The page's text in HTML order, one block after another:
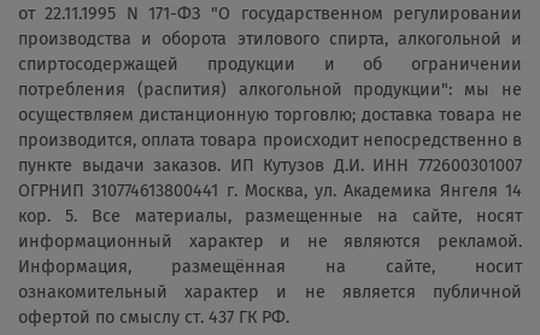
от 22.11.1995 N 171-ФЗ "О государственном регулировании
производства и оборота этилового спирта, алкогольной и
спиртосодержащей продукции и об ограничении
потребления (распития) алкогольной продукции": мы не
осуществляем дистанционную торговлю; доставка товара не
производится, оплата товара происходит непосредственно в
пункте выдачи заказов. ИП Кутузов Д.И. ИНН 772600301007
ОГРНИП 310774613800441 г. Москва, ул. Академика Янгеля 14
кор. 5. Все материалы, размещенные на сайте, носят
информационный характер и не являются рекламой.
Информация, размещённая на сайте, носит
ознакомительный характер и не является публичной
офертой по смыслу ст. 437 ГК РФ.